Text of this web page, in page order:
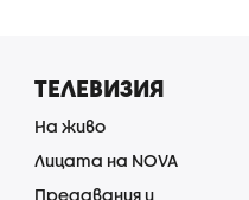
ТЕЛЕВИЗИЯ
На живо
Лицата на NOVA
Предавания и